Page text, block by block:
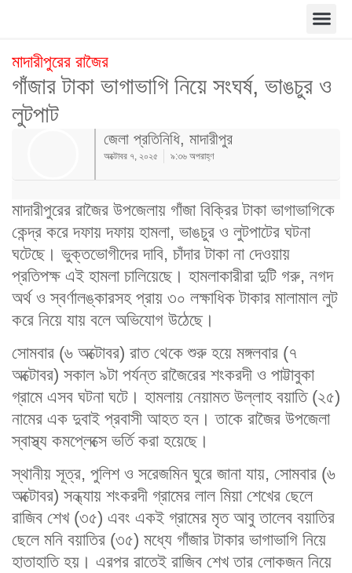
মাদারীপুরের রাজৈর
গাঁজার টাকা ভাগাভাগি নিয়ে সংঘর্ষ, ভাঙচুর ও
লুটপাট
জেলা প্রতিনিধি, মাদারীপুর
অক্টোবর ৭, ২০২৫ ৯:৩৬ অপরাহ্ণ
মাদারীপুরের রাজৈর উপজেলায় গাঁজা বিক্রির টাকা ভাগাভাগিকে
কেন্দ্র করে দফায় দফায় হামলা, ভাঙচুর ও লুটপাটের ঘটনা
ঘটেছে। ভুক্তভোগীদের দাবি, চাঁদার টাকা না দেওয়ায়
প্রতিপক্ষ এই হামলা চালিয়েছে। হামলাকারীরা দুটি গরু, নগদ
অর্থ ও স্বর্ণালঙ্কারসহ প্রায় ৩০ লক্ষাধিক টাকার মালামাল লুট
করে নিয়ে যায় বলে অভিযোগ উঠেছে।
সোমবার (৬ অক্টোবর) রাত থেকে শুরু হয়ে মঙ্গলবার (৭
অক্টোবর) সকাল ৯টা পর্যন্ত রাজৈরের শংকরদী ও পাট্টাবুকা
গ্রামে এসব ঘটনা ঘটে। হামলায় নেয়ামত উল্লাহ বয়াতি (২৫)
নামের এক দুবাই প্রবাসী আহত হন। তাকে রাজৈর উপজেলা
স্বাস্থ্য কমপ্লেক্সে ভর্তি করা হয়েছে।
স্থানীয় সূত্র, পুলিশ ও সরেজমিন ঘুরে জানা যায়, সোমবার (৬
অক্টোবর) সন্ধ্যায় শংকরদী গ্রামের লাল মিয়া শেখের ছেলে
রাজিব শেখ (৩৫) এবং একই গ্রামের মৃত আবু তালেব বয়াতির
ছেলে মনি বয়াতির (৩৫) মধ্যে গাঁজার টাকার ভাগাভাগি নিয়ে
হাতাহাতি হয়। এরপর রাতেই রাজিব শেখ তার লোকজন নিয়ে